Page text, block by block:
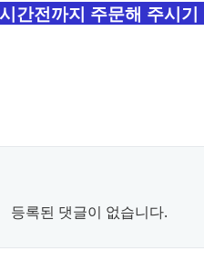
간전까지 주문해 주시기
등록된 댓글이 없습니다.